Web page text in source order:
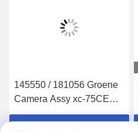
145550 / 181056 Groene
Camera Assy xc-75CE
voor SMT-het